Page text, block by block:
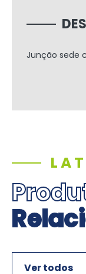
Junção sede
Ver todos